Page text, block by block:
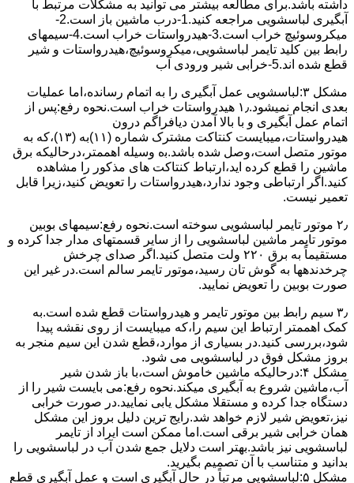
داشته باشد.برای مطالعه بیشتر می توانید به مشکلات مرتبط با
آبگیری لباسشویی مراجعه کنید.1-درب ﻣﺎﺷﯿﻦ ﺑﺎز اﺳﺖ.2-
ﻣﯿﮑﺮوﺳﻮﺋﯿﭻ ﺧﺮاب اﺳﺖ.3-ﻫﯿﺪرواﺳﺘﺎت ﺧﺮاب اﺳﺖ.4-سیمهای
راﺑﻂ ﺑﯿﻦ ﮐﻠﯿﺪ ﺗﺎﯾﻤﺮ لباسشویی،ﻣﯿﮑﺮوﺳﻮﺋﯿﭻ،ﻫﯿﺪرواﺳﺘﺎت و ﺷﯿﺮ
ﻗﻄﻊ ﺷﺪه اند.5-خرابی شیر ورودی آب
مشکل ۳:لباسشویی ﻋﻤﻞ آﺑﮕﯿﺮی را ﺑﻪ اﺗﻤﺎم رﺳﺎﻧﺪه،اﻣﺎ ﻋﻤﻠﯿﺎت
ﺑﻌﺪی اﻧﺠﺎم نمیشود.۱٫ ﻫﯿﺪرواﺳﺘﺎت ﺧﺮاب اﺳﺖ.نحوه رﻓﻊ:ﭘﺲ از
اﺗﻤﺎم عمل آﺑﮕﯿﺮی و ﺑﺎ ﺑﺎﻻ آﻣﺪن دﯾﺎﻓﺮاﮔﻢ درون
ﻫﯿﺪرواﺳﺘﺎت،میبایست ﮐﻨﺘﺎﮐﺖ ﻣﺸﺘﺮک شماره (۱۱)به (۱۳)،ﮐﻪ ﺑﻪ
ﻣﻮﺗﻮر ﻣﺘﺼﻞ اﺳﺖ،وﺻﻞ ﺷﺪه ﺑﺎﺷﺪ.ﺑه وسیله اهممتر،درحالیکه ﺑﺮق
ﻣﺎﺷﯿﻦ را ﻗﻄﻊ کرده اید،ارﺗﺒﺎط ﮐﻨﺘﺎﮐﺖ ﻫﺎی ﻣﺬﮐﻮر را ﻣﺸﺎﻫﺪه
کنید.اﮔﺮ ارﺗﺒﺎطی وجود ندارد،ﻫﯿﺪرواﺳﺘﺎت را ﺗﻌﻮﯾﺾ ﮐﻨﯿﺪ،زﯾﺮا قابل
ﺗﻌﻤﯿﺮ نیست.
۲٫ ﻣﻮﺗﻮر ﺗﺎﯾﻤﺮ لباسشویی ﺳﻮﺧﺘﻪ اﺳﺖ.نحوه رﻓﻊ:سیمهای ﺑﻮﺑﯿﻦ
ﻣﻮﺗﻮر ﺗﺎﯾﻤﺮ ماشین لباسشویی را از ﺳﺎﯾﺮ قسمتهای ﻣﺪار ﺟﺪا کرده و
مستقیماً ﺑﻪ برق ۲۲۰ وﻟﺖ ﻣﺘﺼﻞ کنید.اﮔﺮ ﺻﺪای ﭼﺮﺧﺶ
چرخدندهها به گوش تان رﺳﯿﺪ،ﻣﻮﺗﻮر ﺗﺎﯾﻤﺮ ﺳﺎﻟﻢ اﺳﺖ.در ﻏﯿﺮ اﯾﻦ
ﺻﻮرت ﺑﻮﺑﯿﻦ را ﺗﻌﻮﯾﺾ ﻧﻤﺎﯾﯿﺪ.
۳٫ ﺳﯿﻢ راﺑﻂ ﺑﯿﻦ ﻣﻮﺗﻮر ﺗﺎﯾﻤﺮ و ﻫﯿﺪرواﺳﺘﺎت ﻗﻄﻊ ﺷﺪه اﺳﺖ.به
کمک اهممتر ارﺗﺒﺎط اﯾﻦ ﺳﯿﻢ را،ﮐﻪ میبایست از روی ﻧﻘﺸﻪ ﭘﯿﺪا
ﺷﻮد،بررسی ﮐﻨﯿﺪ.در ﺑﺴﯿﺎری از موارد،ﻗﻄﻊ ﺷﺪن اﯾﻦ ﺳﯿﻢ ﻣﻨﺠﺮ ﺑﻪ
ﺑﺮوز مشکل ﻓﻮق در لباسشویی می شود.
مشکل ۴:درحالیکه ﻣﺎﺷﯿﻦ ﺧﺎﻣﻮش اﺳﺖ،ﺑﺎ ﺑﺎز ﺷﺪن ﺷﯿﺮ
آب،ﻣﺎﺷﯿﻦ ﺷﺮوع ﺑﻪ آﺑﮕﯿﺮی میکند.نحوه رﻓﻊ:می بایست ﺷﯿﺮ را از
دستگاه جدا کرده و مستقلا مشکل یابی نمایید.در صورت خرابی
نیز،تعویض شیر لازم خواهد شد.رایج ترین دلیل بروز این مشکل
همان خرابی شیر برقی است.اما ممکن است ایراد از تایمر
لباسشویی نیز باشد.بهتر است دلایل جمع شدن آب در لباسشویی را
بدانید و متناسب با آن تصمیم بگیرید.
مشکل ۵:لباسشویی مرتباً در ﺣﺎل آﺑﮕﯿﺮی اﺳﺖ و ﻋﻤﻞ آﺑﮕﯿﺮی ﻗﻄﻊ